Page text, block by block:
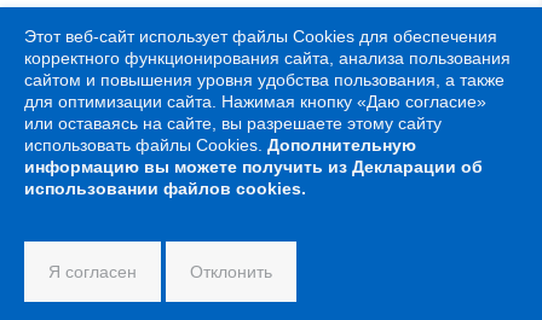
Этот веб-сайт использует файлы Cookies для обеспечения
корректного функционирования сайта, анализа пользования
сайтом и повышения уровня удобства пользования, а также
для оптимизации сайта. Нажимая кнопку «Даю согласие»
или оставаясь на сайте, вы разрешаете этому сайту
использовать файлы Cookies Дополнительную
информацию вы можете получить из Декларации об
использовании файлов cookies.
Я согласен Отклонить